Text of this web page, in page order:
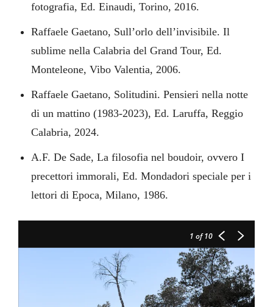
fotografia, Ed. Einaudi, Torino, 2016.
Raffaele Gaetano, Sull’orlo dell’invisibile. Il
sublime nella Calabria del Grand Tour, Ed.
Monteleone, Vibo Valentia, 2006.
Raffaele Gaetano, Solitudini. Pensieri nella notte
di un mattino (1983-2023), Ed. Laruffa, Reggio
Calabria, 2024.
A.F. De Sade, La filosofia nel boudoir, ovvero I
precettori immorali, Ed. Mondadori speciale per i
lettori di Epoca, Milano, 1986.
1 of 10